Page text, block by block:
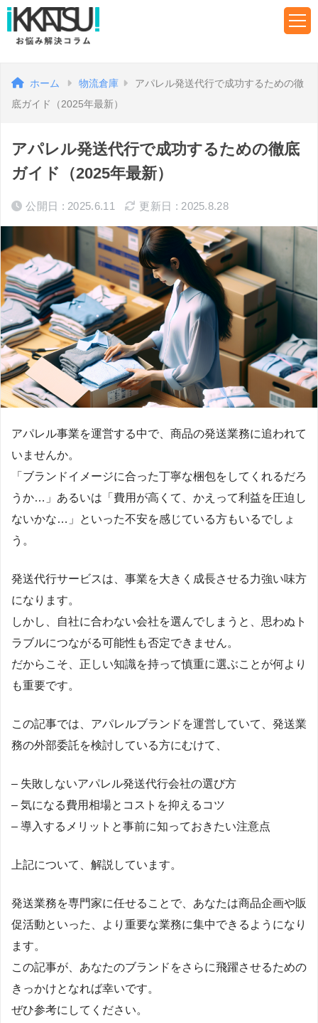
ホーム 物流倉庫
アパレル発送代行で成功するための徹
底ガイド（2025年最新）
アパレル発送代行で成功するための徹底
ガイド（2025年最新）
公開日 : 2025.6.11 更新日 : 2025.8.28
アパレル事業を運営する中で、商品の発送業務に追われて
いませんか。
「ブランドイメージに合った丁寧な梱包をしてくれるだろ
うか…」あるいは「費用が高くて、かえって利益を圧迫し
ないかな…」といった不安を感じている方もいるでしょ
う。
発送代行サービスは、事業を大きく成長させる力強い味方
になります。
しかし、自社に合わない会社を選んでしまうと、思わぬト
ラブルにつながる可能性も否定できません。
だからこそ、正しい知識を持って慎重に選ぶことが何より
も重要です。
この記事では、アパレルブランドを運営していて、発送業
務の外部委託を検討している方にむけて、
– 失敗しないアパレル発送代行会社の選び方
– 気になる費用相場とコストを抑えるコツ
– 導入するメリットと事前に知っておきたい注意点
上記について、解説しています。
発送業務を専門家に任せることで、あなたは商品企画や販
促活動といった、より重要な業務に集中できるようになり
ます。
この記事が、あなたのブランドをさらに飛躍させるための
きっかけとなれば幸いです。
ぜひ参考にしてください。